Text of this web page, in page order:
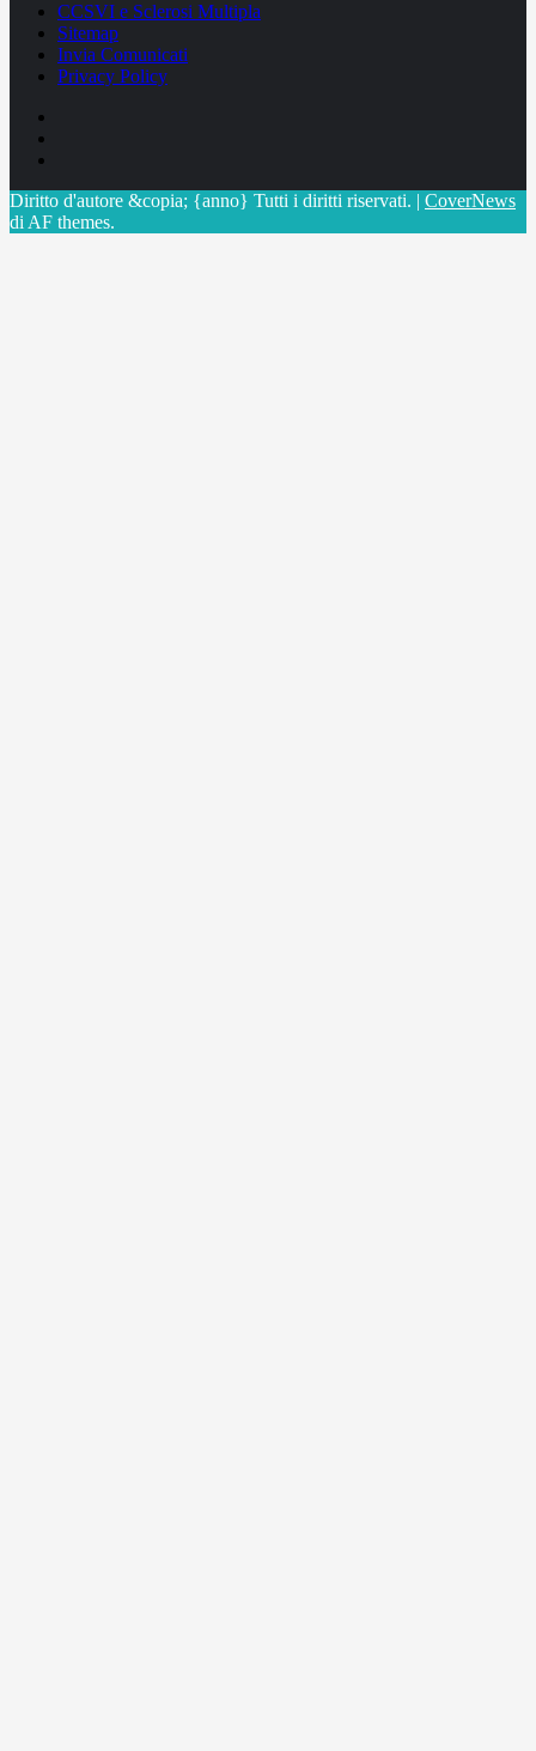
CCSVI e Sclerosi Multipla
Sitemap
Invia Comunicati
Privacy Policy
Diritto d'autore &copia; {anno} Tutti i diritti riservati. | CoverNews
di AF themes.